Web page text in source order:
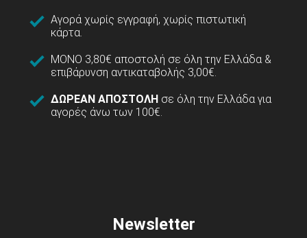
Αγορά χωρίς εγγραφή, χωρίς πιστωτική
κάρτα.
ΜΟΝΟ 3,80€ αποστολή σε όλη την Ελλάδα &
επιβάρυνση αντικαταβολής 3,00€.
ΔΩΡΕΑΝ ΑΠΟΣΤΟΛΗ σε όλη την Ελλάδα για
αγορές άνω των 100€.
Newsletter